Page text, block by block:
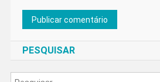
PESQUISAR